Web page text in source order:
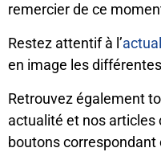
remercier de ce
Restez attentif à l’
en image les
Retrouvez également
actualité et nos articles
boutons correspondant